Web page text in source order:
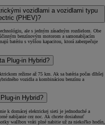
vozidlami a vozidlami typu
(PHEV)?
ale s jedným zásadným rozdielom. Obe
benzínovým motorom a samonabíjacím
batériu s vyššou kapacitou, ktorá zabezpečuje
Plug-in Hybrid?
režime až 75 km. Ak sa batéria počas dlhšej
vozidla a kombináciou benzínu a
in Hybrid?
k domácej elektrickej sieti je jednoduché a
nabíjanie cez noc. Ak chcete dosiahnuť
wallbox vráti plné nabitie už za niekoľko hodín,